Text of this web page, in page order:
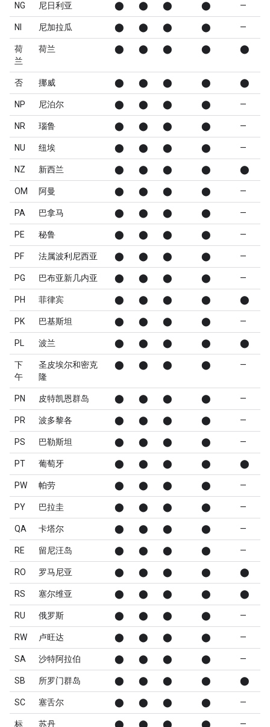
NG 尼日利亚 ⬤ ⬤ ⬤ ⬤ —
NI 尼加拉瓜 ⬤ ⬤ ⬤ ⬤ —
荷
兰
荷兰 ⬤ ⬤ ⬤ ⬤ ⬤
否 挪威 ⬤ ⬤ ⬤ ⬤ ⬤
NP 尼泊尔 ⬤ ⬤ ⬤ ⬤ —
NR 瑙鲁 ⬤ ⬤ ⬤ ⬤ —
NU 纽埃 ⬤ ⬤ ⬤ ⬤ —
NZ 新西兰 ⬤ ⬤ ⬤ ⬤ ⬤
OM 阿曼 ⬤ ⬤ ⬤ ⬤ —
PA 巴拿马 ⬤ ⬤ ⬤ ⬤ —
PE 秘鲁 ⬤ ⬤ ⬤ ⬤ —
PF 法属波利尼西亚 ⬤ ⬤ ⬤ ⬤ —
PG 巴布亚新几内亚 ⬤ ⬤ ⬤ ⬤ —
PH 菲律宾 ⬤ ⬤ ⬤ ⬤ ⬤
PK 巴基斯坦 ⬤ ⬤ ⬤ ⬤ —
PL 波兰 ⬤ ⬤ ⬤ ⬤ ⬤
下
午
圣皮埃尔和密克
隆
⬤ ⬤ ⬤ ⬤ —
PN 皮特凯恩群岛 ⬤ ⬤ ⬤ ⬤ —
PR 波多黎各 ⬤ ⬤ ⬤ ⬤ —
PS 巴勒斯坦 ⬤ ⬤ ⬤ ⬤ —
PT 葡萄牙 ⬤ ⬤ ⬤ ⬤ ⬤
PW 帕劳 ⬤ ⬤ ⬤ ⬤ —
PY 巴拉圭 ⬤ ⬤ ⬤ ⬤ —
QA 卡塔尔 ⬤ ⬤ ⬤ ⬤ —
RE 留尼汪岛 ⬤ ⬤ ⬤ ⬤ —
RO 罗马尼亚 ⬤ ⬤ ⬤ ⬤ ⬤
RS 塞尔维亚 ⬤ ⬤ ⬤ ⬤ ⬤
RU 俄罗斯 ⬤ ⬤ ⬤ ⬤ —
RW 卢旺达 ⬤ ⬤ ⬤ ⬤ —
SA 沙特阿拉伯 ⬤ ⬤ ⬤ ⬤ —
SB 所罗门群岛 ⬤ ⬤ ⬤ ⬤ ⬤
SC 塞舌尔 ⬤ ⬤ ⬤ ⬤ —
标 苏丹 ⬤ ⬤ ⬤ ⬤ —